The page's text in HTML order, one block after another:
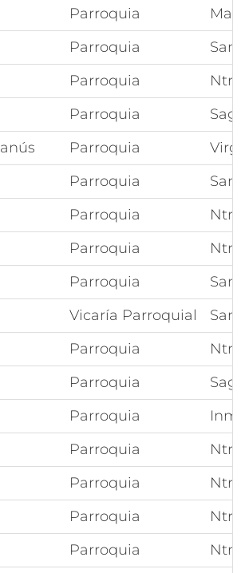
Parroquia
Parroquia
San
Parroquia
Ntra
Parroquia
Parroquia
Parroquia
Parroquia
Ntra
Parroquia
Ntra
Parroquia
San
Vicaría Parroquial
San
Parroquia
Ntra
Parroquia
Parroquia
Parroquia
Ntra
Parroquia
Ntra
Parroquia
Ntra
Parroquia
Ntra